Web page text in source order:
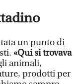
un punto di
«Qui si trovava
animali,
prodotti per